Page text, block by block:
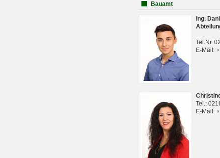
Bauamt
Ing.
Tel.Nr.
E-Mail:
Tel.:
E-Mail: